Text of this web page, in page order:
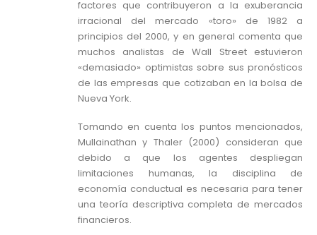
factores que contribuyeron a la exuberancia
irracional del mercado «toro» de 1982 a
principios del 2000, y en general comenta que
muchos analistas de Wall Street estuvieron
«demasiado» optimistas sobre sus pronósticos
de las empresas que cotizaban en la bolsa de
Nueva York.
Tomando en cuenta los puntos mencionados,
Mullainathan y Thaler (2000) consideran que
debido a que los agentes despliegan
limitaciones humanas, la disciplina de
economía conductual es necesaria para tener
una teoría descriptiva completa de mercados
financieros.